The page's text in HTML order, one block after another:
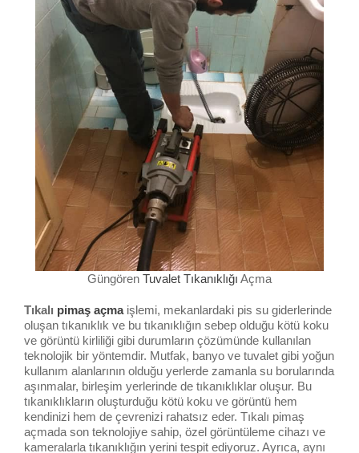
Güngören Tuvalet Tıkanıklığı Açma
Tıkalı pimaş açmaişlemi, mekanlardaki pis su giderlerinde
oluşan tıkanıklık ve bu tıkanıklığın sebep olduğu kötü koku
ve görüntü kirliliği gibi durumların çözümünde kullanılan
teknolojik bir yöntemdir. Mutfak, banyo ve tuvalet gibi yoğun
kullanım alanlarının olduğu yerlerde zamanla su borularında
aşınmalar, birleşim yerlerinde de tıkanıklıklar oluşur. Bu
tıkanıklıkların oluşturduğu kötü koku ve görüntü hem
kendinizi hem de çevrenizi rahatsız eder. Tıkalı pimaş
açmada son teknolojiye sahip, özel görüntüleme cihazı ve
kameralarla tıkanıklığın yerini tespit ediyoruz. Ayrıca, aynı